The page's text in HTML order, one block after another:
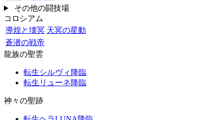
その他の闘技場
コロシアム
導煌と壊冥 天冥の星動
蒼潜の戦帝
龍族の聖雲
転生シルヴィ降臨
転生リューネ降臨
神々の聖跡